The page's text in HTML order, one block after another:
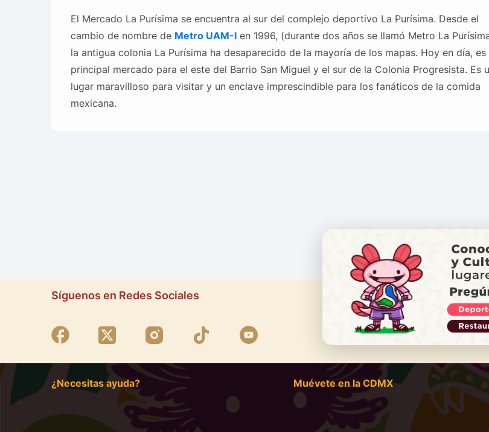
El Mercado La Purísima se encuentra al sur del complejo deportivo La Purísima. Desde el
cambio de nombre de Metro UAM-Ien 1996, (durante dos años se llamó Metro La
la antigua colonia La Purísima ha desaparecido de la mayoría de los mapas. Hoy en día, es
principal mercado para el este del Barrio San Miguel y el sur de la Colonia Progresista. Es
lugar maravilloso para visitar y un enclave imprescindible para los fanáticos de la comida
mexicana.
Síguenos en Redes Sociales
¿Necesitas ayuda? Muévete en la CDMX